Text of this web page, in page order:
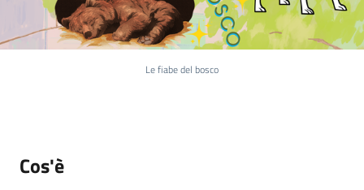
a
p
m
Le fiabe del bosco
Cos'è